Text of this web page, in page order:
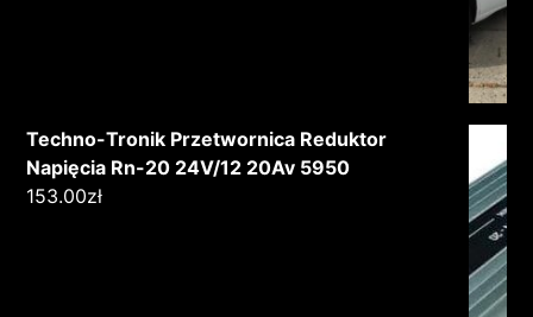
Techno-Tronik Przetwornica Reduktor
Napięcia Rn-20 24V/12 20Av 5950
153.00zł